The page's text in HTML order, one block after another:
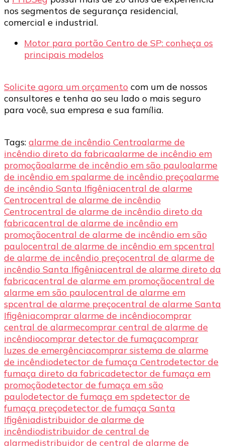
nos segmentos de segurança residencial,
comercial e industrial.
Motor para portão Centro de SP: conheça os
principais modelos
Solicite agora um orçamento com um de nossos
consultores e tenha ao seu lado o mais seguro
para você, sua empresa e sua família.
Tags: alarme de incêndio Centroalarme de
incêndio direto da fabricaalarme de incêndio em
promoçãoalarme de incêndio em são pauloalarme
de incêndio em spalarme de incêndio preçoalarme
de incêndio Santa Ifigêniacentral de alarme
Centrocentral de alarme de incêndio
Centrocentral de alarme de incêndio direto da
fabricacentral de alarme de incêndio em
promoçãocentral de alarme de incêndio em são
paulocentral de alarme de incêndio em spcentral
de alarme de incêndio preçocentral de alarme de
incêndio Santa Ifigêniacentral de alarme direto da
fabricacentral de alarme em promoçãocentral de
alarme em são paulocentral de alarme em
spcentral de alarme preçocentral de alarme Santa
Ifigêniacomprar alarme de incêndiocomprar
central de alarmecomprar central de alarme de
incêndiocomprar detector de fumaçacomprar
luzes de emergênciacomprar sistema de alarme
de incêndiodetector de fumaça Centrodetector de
fumaça direto da fabricadetector de fumaça em
promoçãodetector de fumaça em são
paulodetector de fumaça em spdetector de
fumaça preçodetector de fumaça Santa
Ifigêniadistribuidor de alarme de
incêndiodistribuidor de central de
alarmedistribuidor de central de alarme de